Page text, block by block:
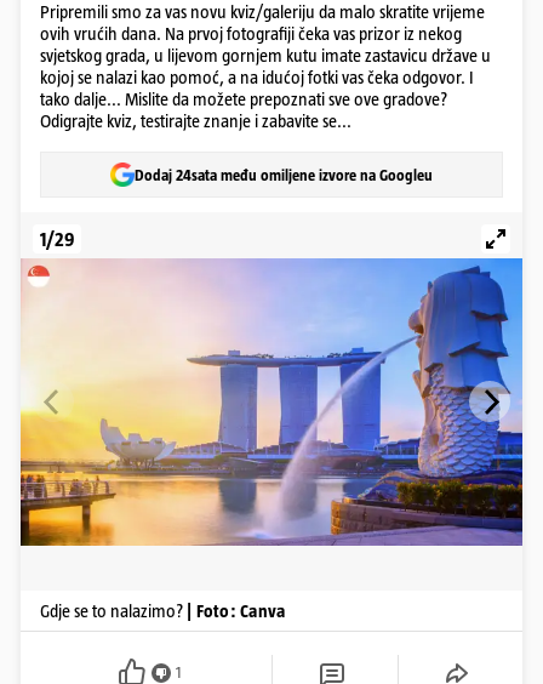
Pripremili smo za vas novu kviz/galeriju da malo skratite vrijeme
ovih vrućih dana. Na prvoj fotografiji čeka vas prizor iz nekog
svjetskog grada, u lijevom gornjem kutu imate zastavicu države u
kojoj se nalazi kao pomoć, a na idućoj fotki vas čeka odgovor. I
tako dalje... Mislite da možete prepoznati sve ove gradove?
Odigrajte kviz, testirajte znanje i zabavite se...
Dodaj 24sata među omiljene izvore na Googleu
1/29
Gdje se to nalazimo? | Foto: Canva
1